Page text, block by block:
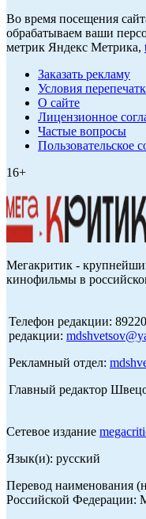
Во время посещения
обрабатываем ваши
метрик Яндекс Метрика,
Заказать рекламу
Условия
О сайте
Лицензионное
Частые вопросы
Пользовательское
16+
Мегакритик -
кинофильмы в
Телефон редакции:
редакции:
Рекламный отдел:
Главный редактор
Сетевое издание
Язык(и): русский
Перевод наименования
Российской Федерации: